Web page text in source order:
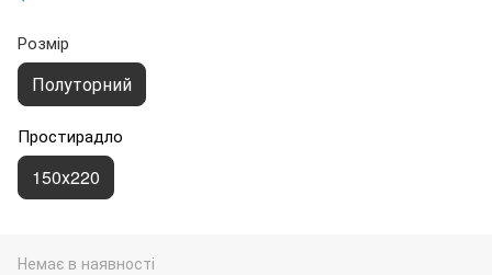
Розмір
Полуторний
Простирадло
150х220
Немає в наявності